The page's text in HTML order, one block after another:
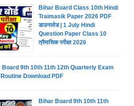
Bihar Board Class 10th Hindi
Traimasik Paper 2026 PDF
डाउनलोड | 1 July Hindi
Question Paper Class 10
त्रैमासिक परीक्षा 2026
Board 9th 10th 11th 12th Quarterly Exam
Download PDF
Bihar Board 9th 10th 11th